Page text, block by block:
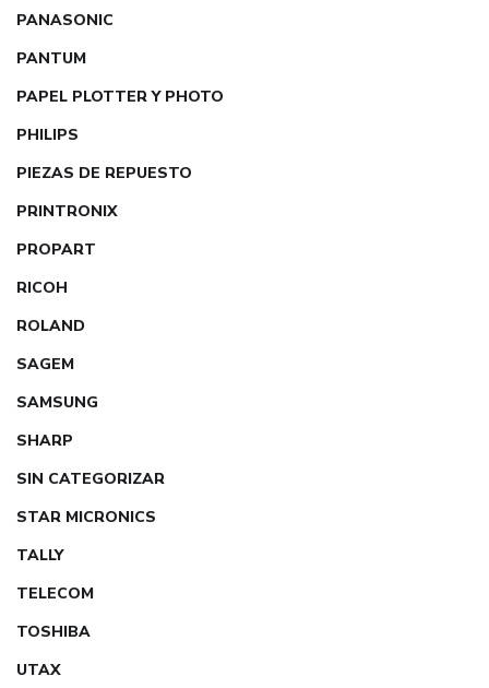
PANASONIC
PANTUM
PAPEL PLOTTER Y PHOTO
PHILIPS
PIEZAS DE REPUESTO
PRINTRONIX
PROPART
RICOH
ROLAND
SAGEM
SAMSUNG
SHARP
SIN CATEGORIZAR
STAR MICRONICS
TALLY
TELECOM
TOSHIBA
UTAX